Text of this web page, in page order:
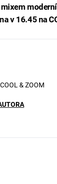
v 16.45 na
& ZOOM